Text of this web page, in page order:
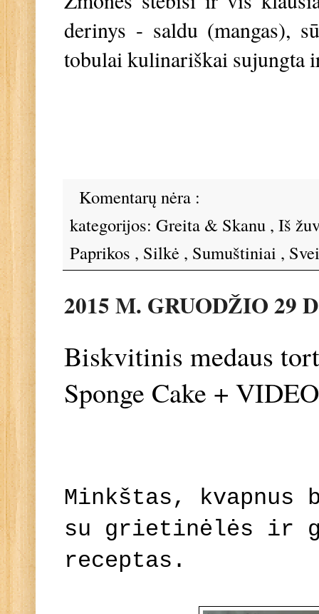
derinys - saldu (mangas),
tobulai kulinariškai sujungta
Komentarų nėra :
kategorijos: Greita & Skanu , Iš
Paprikos , Silkė , Sumuštiniai ,
2015 M. GRUODŽIO 29
Biskvitinis medaus
Sponge Cake + VIDEO
Minkštas,
su grietinėlės ir
receptas.